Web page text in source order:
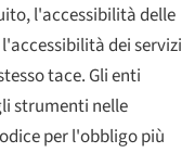
l'accessibilità delle
dei servizi
tace. Gli enti
strumenti nelle
per l'obbligo più